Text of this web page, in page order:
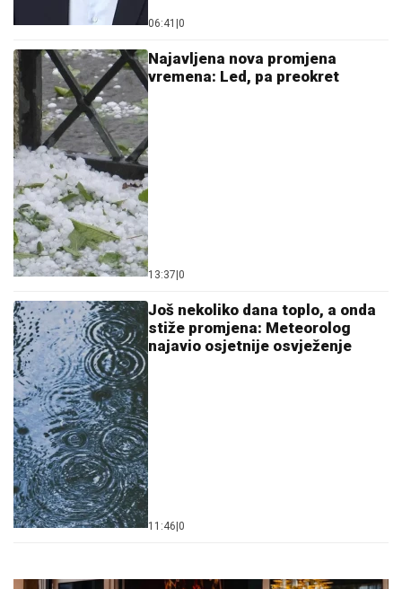
06:41 0
Najavljena nova promjena
vremena: Led, pa preokret
13:37 0
Još nekoliko dana toplo, a onda
stiže promjena: Meteorolog
najavio osjetnije osvježenje
11:46 0